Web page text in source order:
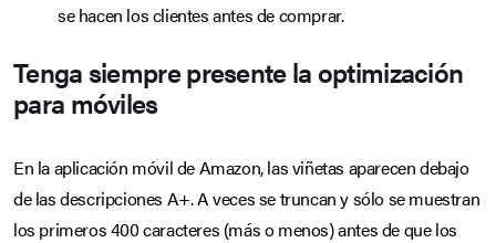
se hacen los clientes antes de comprar.
Tenga siempre presente la optimización
para móviles
En la aplicación móvil de Amazon, las viñetas aparecen debajo
de las descripciones A+. A veces se truncan y sólo se muestran
los primeros 400 caracteres (más o menos) antes de que los